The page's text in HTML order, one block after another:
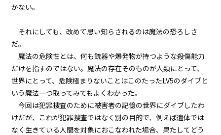
文字サイズ
フォント
明朝
背景色
黒 白
『Serial killer（連続殺人鬼）』
＜２１＞
第１話
『Serial killer（連続殺人鬼）』
＜２２＞
第１話
『Serial killer（連続殺人鬼）』
＜２３＞
かない。
それにしても、改めて思い知らされるのは魔法の恐ろしさ
だ。
魔法の危険性とは、何も銃器や爆発物が持つような殺傷能力
だけを指すのではない。魔法の存在そのものが人類にとって、
世界にとって、危険極まりないことはこのたったLV5のダイブと
いう魔法一つ取ってみてもよくわかった。
今回は犯罪捜査のために被害者の記憶の世界にダイブしたわ
けだが、これが犯罪捜査ではなく別の目的で、例えば遺体では
なく生きている人間を対象におこなわれた場合、果たしてどう